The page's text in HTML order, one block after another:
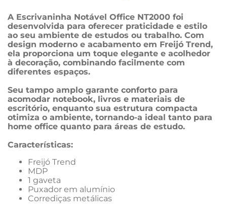
A Escrivaninha Notável Office NT2000 foi
desenvolvida para oferecer praticidade e estilo
ao seu ambiente de estudos ou trabalho. Com
design moderno e acabamento em Freijó Trend,
ela proporciona um toque elegante e acolhedor
à decoração, combinando facilmente com
diferentes espaços.
Seu tampo amplo garante conforto para
acomodar notebook, livros e materiais de
escritório, enquanto sua estrutura compacta
otimiza o ambiente, tornando-a ideal tanto para
home office quanto para áreas de estudo.
Características:
Freijó Trend
MDP
1 gaveta
Puxador em alumínio
Corrediças metálicas